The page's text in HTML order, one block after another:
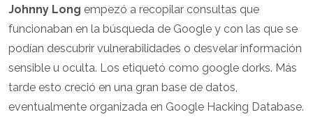
Johnny Long empezó a recopilar consultas que
funcionaban en la búsqueda de Google y con las que se
podían descubrir vulnerabilidades o desvelar información
sensible u oculta. Los etiquetó como google dorks. Más
tarde esto creció en una gran base de datos,
eventualmente organizada en Google Hacking Database.